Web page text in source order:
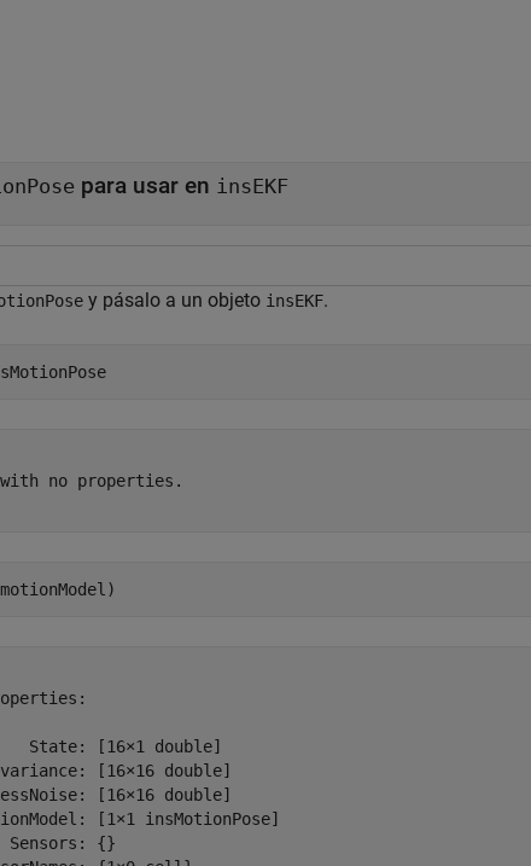
para usar en insEKF
y pásalo a un objeto insEKF.
no properties.
State: [16×1 double]
[16×16 double]
[16×16 double]
[1×1 insMotionPose]
Sensors: {}